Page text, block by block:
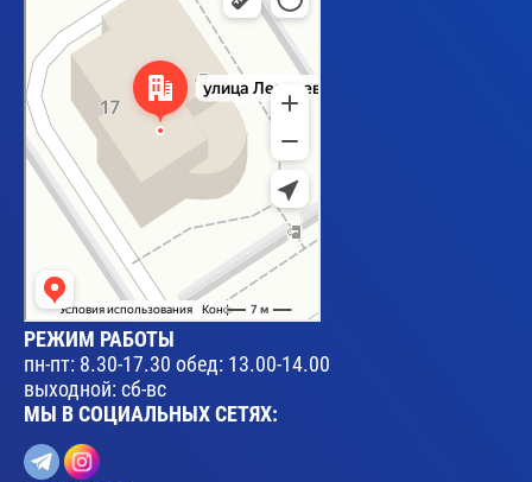
РЕЖИМ РАБОТЫ
пн-пт: 8.30-17.30 обед: 13.00-14.00
выходной: сб-вс
МЫ В СОЦИАЛЬНЫХ СЕТЯХ: